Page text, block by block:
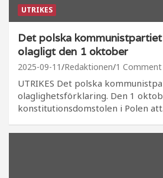
UTRIKES
Det polska
olagligt den 1 oktober
2025-09-11 Redaktionen 1 Comment
UTRIKES Det polska
olaglighetsförklaring. Den 1
konstitutionsdomstolen i Polen